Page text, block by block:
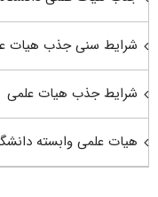
شرایط سنی جذب هیات
شرایط جذب هیات علمی
هیات علمی وابسته